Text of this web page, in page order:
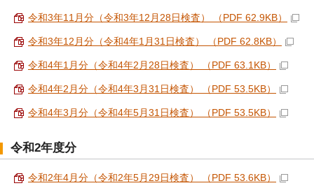
令和3年11月分（令和3年12月28日検査） （PDF 62.9KB）
令和3年12月分（令和4年1月31日検査） （PDF 62.8KB）
令和4年1月分（令和4年2月28日検査） （PDF 63.1KB）
令和4年2月分（令和4年3月31日検査） （PDF 53.5KB）
令和4年3月分（令和4年5月31日検査） （PDF 53.5KB）
令和2年度分
令和2年4月分（令和2年5月29日検査） （PDF 53.6KB）